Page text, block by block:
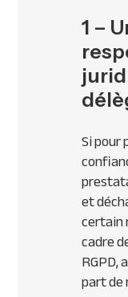
1 –
Si
et
certain
cadre
RGPD,
part